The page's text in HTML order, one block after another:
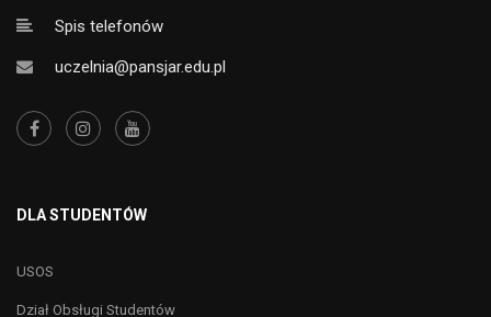
Spis telefonów
uczelnia@pansjar.edu.pl
DLA STUDENTÓW
USOS
Dział Obsługi Studentów